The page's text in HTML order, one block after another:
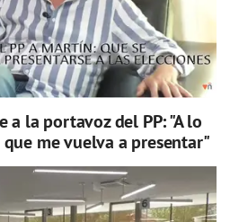
a la portavoz del PP: "A lo
me vuelva a presentar"